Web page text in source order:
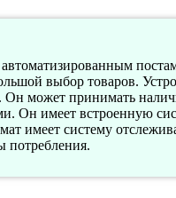
автоматизированным
выбор товаров.
Он может принимать
Он имеет встроенную
имеет систему
потребления.